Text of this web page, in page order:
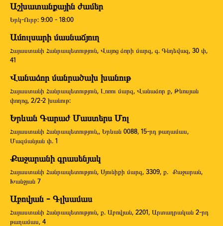
Աշխատանքային ժամեր
Երկ-Ուրբ: 9:00 - 18:00
Ամուլսարի մասնաճյուղ
Հայաստանի Հանրապետություն, Վայոց ձորի մարզ, գ. Գնդեվազ, 30 փ,
41
Վանաձոր մանրածախ խանութ
Հայաստանի Հանրապետություն, Լոռու մարզ, Վանաձոր ք, Թևոսյան
փողոց, 2/2-2 խանութ:
Երևան Գարաժ Մաստերս Մոլ
Հայաստանի Հանրապետություն,, Երևան 0088, 15-րդ թաղամաս,
Մազմանյան փ. 1
Քաջարանի գրասենյակ
Հայաստանի Հանրապետություն, Սյունիքի մարզ, 3309, ք. Քաջարան,
Խանջյան 7
Աբովյան - Գլխամաս
Հայաստանի Հանրապետություն, ք. Աբովյան, 2201, Արտադրական 2-րդ
թաղամաս, 4